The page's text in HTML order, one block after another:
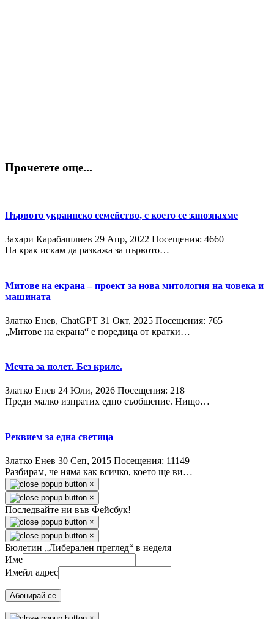
Прочетете още...
Първото украинско семейство, с което се запознахме
Захари Карабашлиев 29 Апр, 2022 Посещения: 4660
На крак искам да разкажа за първото…
Митове на екрана – проект за нова митология на човека и
машината
Златко Енев, ChatGPT 31 Окт, 2025 Посещения: 765
„Митове на екрана“ е поредица от кратки…
Мечта за полет. Без криле.
Златко Енев 24 Юли, 2026 Посещения: 218
Преди малко изпратих едно съобщение. Нищо…
Реквием за една светица
Златко Енев 30 Сeп, 2015 Посещения: 11149
Разбирам, че няма как всичко, което ще ви…
×
×
Последвайте ни във Фейсбук!
×
×
Бюлетин „Либерален преглед“ в неделя
Име
Имейл адрес
Абонирай се